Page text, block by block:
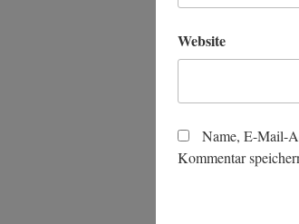
Website
Name, E-Mail-
Kommentar